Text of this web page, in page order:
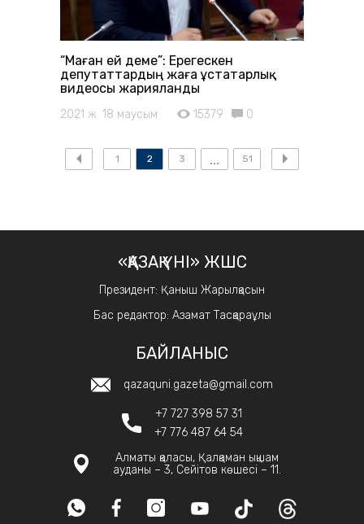
“Маған ей деме”: Ерегескен
депутаттардың жаға ұстатарлық
видеосы жарияланды
2021 ж. 18 маусым 15379 0
1 2 3 51
«ҚАЗАҚ ҮНІ» ЖШС
Президент: Қаныш Жарылқасын
Бас редактор: Азамат Тасқараұлы
БАЙЛАНЫС
qazaquni.gazeta@gmail.com
+7 727 398 57 31
+7 776 487 64 54
Алматы қаласы, Қалқаман ықшам
ауданы – 3, Сейітов көшесі – 11.